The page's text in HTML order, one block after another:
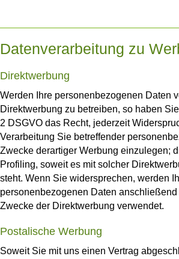
Datenverarbeitung zu
Direktwerbung
Werden Ihre personenbezogenen Daten
Direktwerbung zu betreiben, so haben
2 DSGVO das Recht, jederzeit
Verarbeitung Sie betreffender
Zwecke derartiger Werbung einzulegen;
Profiling, soweit es mit solcher
steht. Wenn Sie widersprechen, werden
personenbezogenen Daten
Zwecke der Direktwerbung verwendet.
Postalische Werbung
Soweit Sie mit uns einen Vertrag